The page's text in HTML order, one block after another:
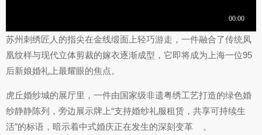
苏州刺绣匠人的指尖在金线缎面上轻巧游走，一件融合了传统凤
凰纹样与现代立体剪裁的嫁衣逐渐成型，它即将成为上海一位95
后新娘婚礼上最耀眼的焦点。
虎丘婚纱城的展厅里，一件由国家级非遗粤绣工艺打造的绿色婚
纱静静陈列，旁边展示牌上“支持婚纱礼服租赁，共享可持续生
活”的标语，暗示着中式婚庆正在发生的深刻变革
。